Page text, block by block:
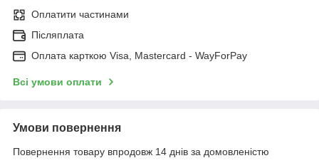
Оплатити частинами
Післяплата
Оплата карткою Visa, Mastercard - WayForPay
Всі умови оплати
Умови повернення
Повернення товару впродовж 14 днів за домовленістю